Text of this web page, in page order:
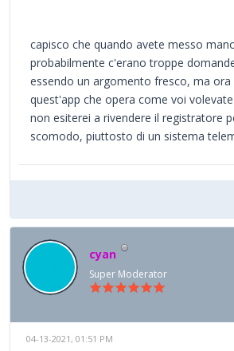
capisco che quando avete messo
probabilmente c'erano troppe
essendo un argomento fresco, ma ora
quest'app che opera come voi
non esiterei a rivendere il registratore
scomodo, piuttosto di un sistema
cyan
Super Moderator
04-13-2021, 01:51 PM